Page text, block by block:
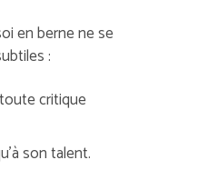
en berne ne se
:
critique
son talent.